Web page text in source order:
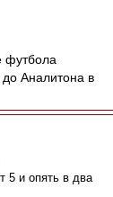
футбола
до Аналитона в
5 и опять в два